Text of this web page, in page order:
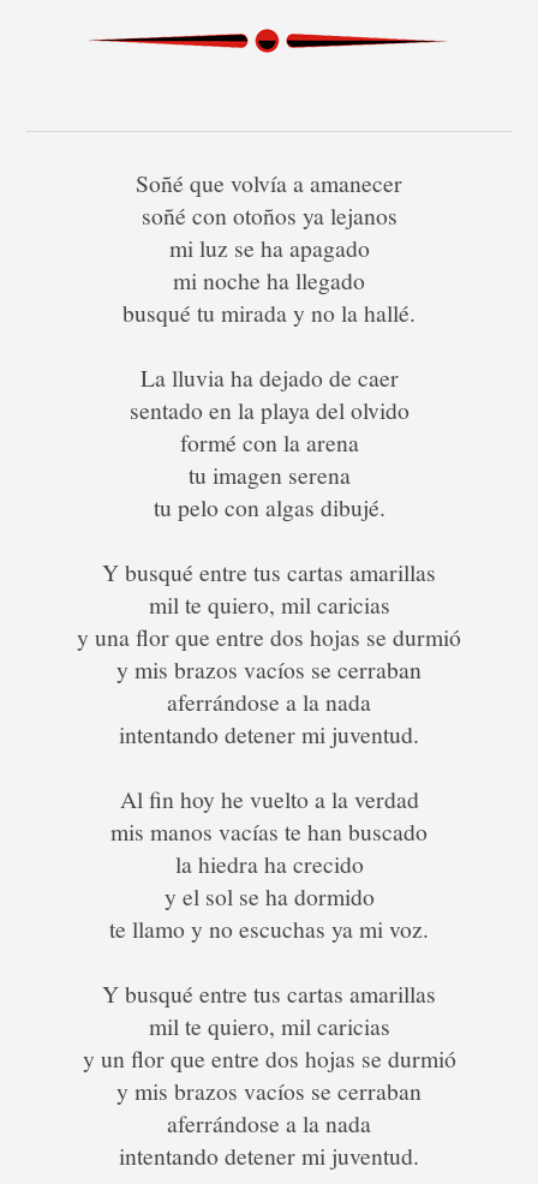
Soñé que volvía a amanecer
soñé con otoños ya lejanos
mi luz se ha apagado
mi noche ha llegado
busqué tu mirada y no la hallé.
La lluvia ha dejado de caer
sentado en la playa del olvido
formé con la arena
tu imagen serena
tu pelo con algas dibujé.
Y busqué entre tus cartas amarillas
mil te quiero, mil caricias
y una flor que entre dos hojas se durmió
y mis brazos vacíos se cerraban
aferrándose a la nada
intentando detener mi juventud.
Al fin hoy he vuelto a la verdad
mis manos vacías te han buscado
la hiedra ha crecido
y el sol se ha dormido
te llamo y no escuchas ya mi voz.
Y busqué entre tus cartas amarillas
mil te quiero, mil caricias
y un flor que entre dos hojas se durmió
y mis brazos vacíos se cerraban
aferrándose a la nada
intentando detener mi juventud.